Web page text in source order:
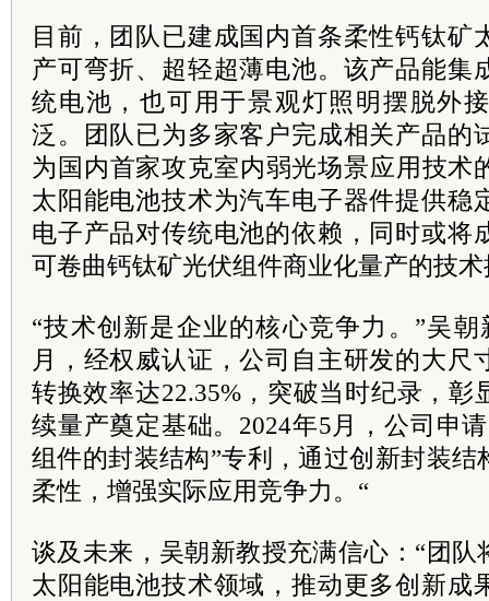
目前，团队已建成国内首条柔性钙钛矿
产可弯折、超轻超薄电池。该产品能集
统电池，也可用于景观灯照明摆脱外
泛。团队已为多家客户完成相关产品的
为国内首家攻克室内弱光场景应用技
太阳能电池技术为汽车电子器件提供稳
电子产品对传统电池的依赖，同时或将
可卷曲钙钛矿光伏组件商业化量产的技
“技术创新是企业的核心竞争力。”吴朝
月，经权威认证，公司自主研发的大尺
转换效率达22.35%，突破当时纪录，彰
续量产奠定基础。2024年5月，公司申
组件的封装结构”专利，通过创新封装
柔性，增强实际应用竞争力。“
谈及未来，吴朝新教授充满信心：“团
太阳能电池技术领域，推动更多创新成